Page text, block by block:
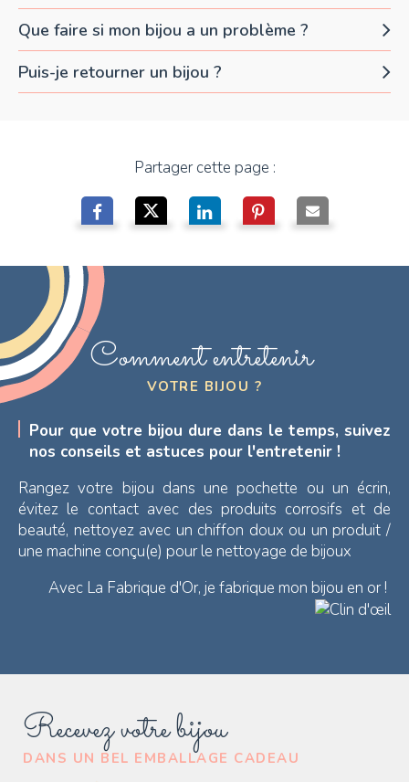
Que faire si mon bijou a un problème ?
Puis-je retourner un bijou ?
Partager cette page :
Recevez votre bijou
DANS UN BEL EMBALLAGE CADEAU
Comment entretenir
VOTRE BIJOU ?
Pour que votre bijou dure dans le temps, suivez
nos conseils et astuces pour l'entretenir !
Rangez votre bijou dans une pochette ou un écrin,
évitez le contact avec des produits corrosifs et de
beauté, nettoyez avec un chiffon doux ou un produit /
une machine conçu(e) pour le nettoyage de bijoux
Avec La Fabrique d'Or, je fabrique mon bijou en or !